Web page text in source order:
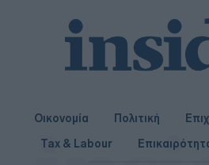
Οικονομία Πολιτική
Tax & Labour